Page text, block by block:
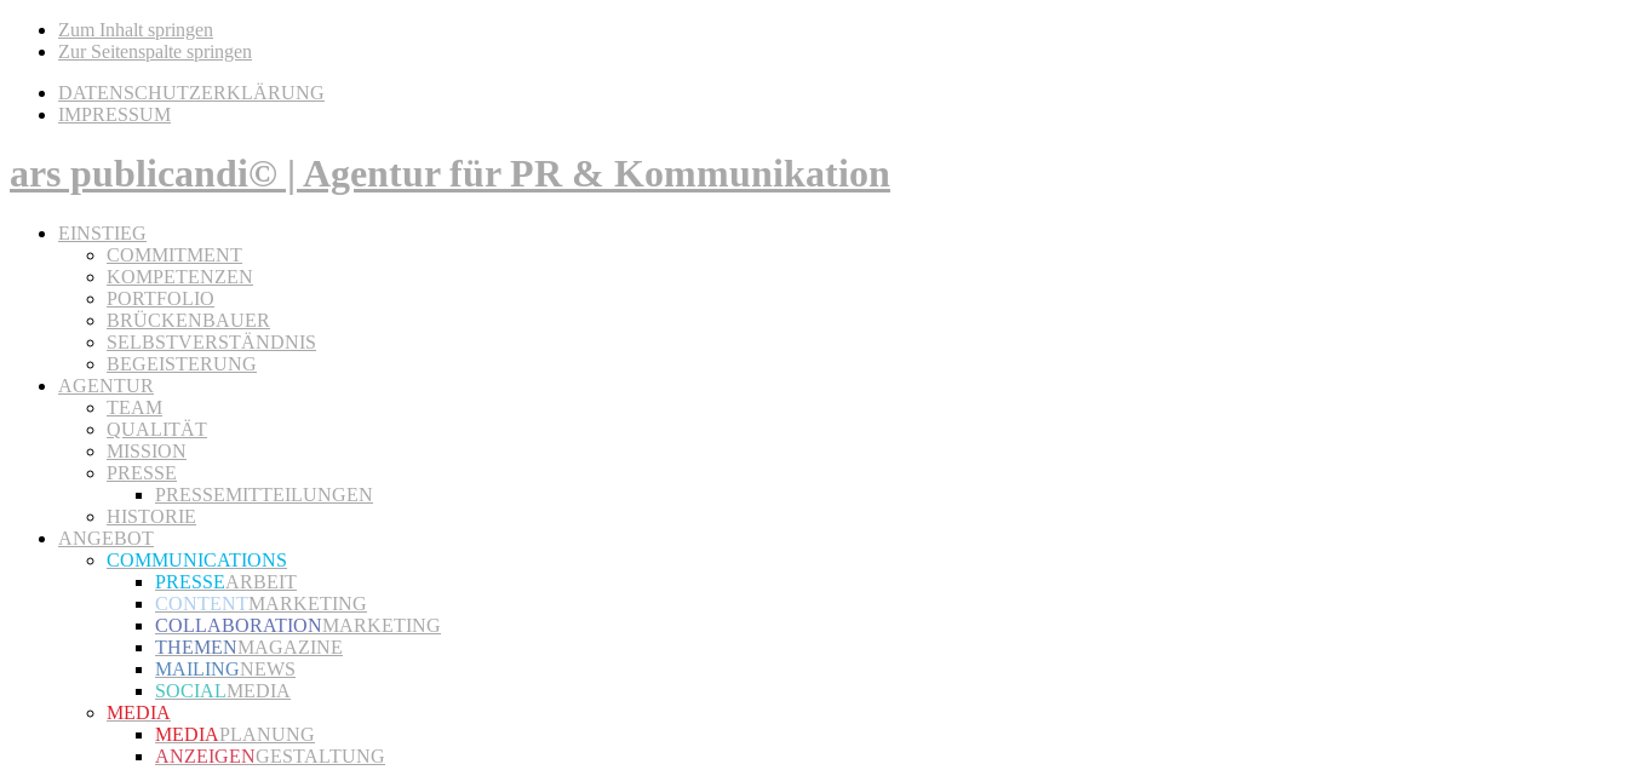
Zum Inhalt springen
Zur Seitenspalte springen
DATENSCHUTZERKLÄRUNG
IMPRESSUM
ars publicandi© | Agentur für PR & Kommunikation
EINSTIEG
COMMITMENT
KOMPETENZEN
PORTFOLIO
BRÜCKENBAUER
SELBSTVERSTÄNDNIS
BEGEISTERUNG
AGENTUR
TEAM
QUALITÄT
MISSION
PRESSE
PRESSEMITTEILUNGEN
HISTORIE
ANGEBOT
COMMUNICATIONS
PRESSEARBEIT
CONTENTMARKETING
COLLABORATIONMARKETING
THEMENMAGAZINE
MAILINGNEWS
SOCIALMEDIA
MEDIA
MEDIAPLANUNG
ANZEIGENGESTALTUNG